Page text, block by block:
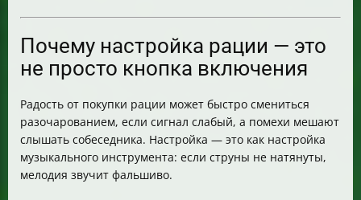
Почему настройка рации — это
не просто кнопка включения
Радость от покупки рации может быстро смениться
разочарованием, если сигнал слабый, а помехи мешают
слышать собеседника. Настройка — это как настройка
музыкального инструмента: если струны не натянуты,
мелодия звучит фальшиво.